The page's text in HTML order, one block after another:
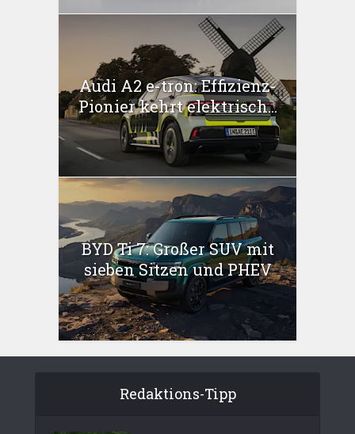
Audi A2 e-tron: Effizienz-
Pionier kehrt elektrisch...
BYD Ti 7: Großer SUV mit
sieben Sitzen und PHEV
Redaktions-Tipp